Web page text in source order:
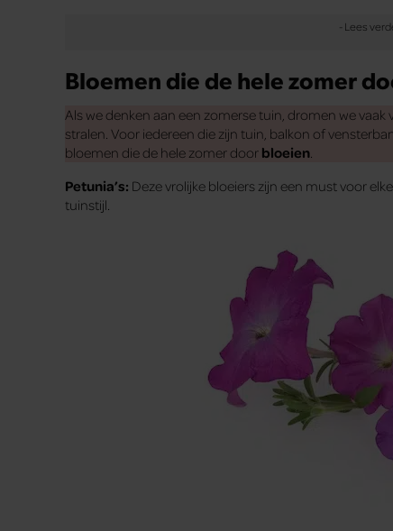
Bloemen die de hele zomer
Als we denken aan een zomerse tuin, dromen we
stralen. Voor iedereen die zijn tuin, balkon of
bloemen die de hele zomer door bloeien.
Petunia’s: Deze vrolijke bloeiers zijn een must voor
tuinstijl.